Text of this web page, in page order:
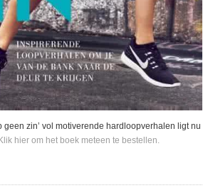
geen zin’ vol motiverende hardloopverhalen ligt nu
Klik hier om het boek meteen te bestellen.